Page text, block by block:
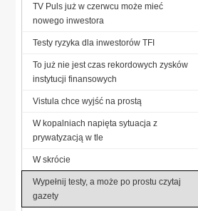
TV Puls już w czerwcu może mieć
nowego inwestora
Testy ryzyka dla inwestorów TFI
To już nie jest czas rekordowych zysków
instytucji finansowych
Vistula chce wyjść na prostą
W kopalniach napięta sytuacja z
prywatyzacją w tle
W skrócie
Wypełnij testy, a może po prostu czytaj
gazety